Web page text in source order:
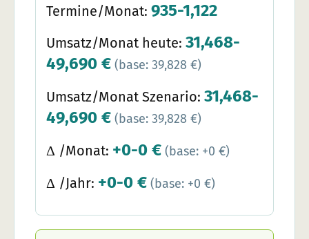
Termine/Monat: 935-1,122
Umsatz/Monat heute: 31,468-
49,690 € (base: 39,828 €)
Umsatz/Monat Szenario: 31,468-
49,690 € (base: 39,828 €)
Δ /Monat: +0-0 € (base: +0 €)
Δ /Jahr: +0-0 € (base: +0 €)